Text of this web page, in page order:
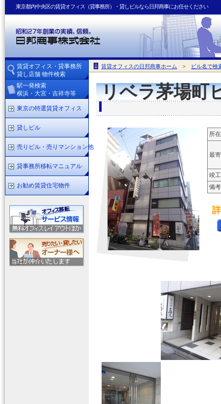
東京都内中央区の賃貸オフィス（貸事務所）・貸しビルなら日邦商事にお任せください
賃貸オフィスの日邦商事ホーム > ビル名で検
リベラ茅場町
所
最
竣工
備考
賃貸オフィス・貸事務所
貸し店舗 物件検索
駅一発検索
横浜・大宮・吉祥寺等
東京の特選賃貸オフィス
貸しビル
売りビル・売りマンション他
貸事務所移転マニュアル
お勧め賃貸住宅物件